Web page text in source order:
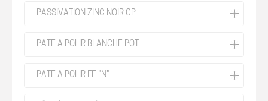
PASSIVATION ZINC NOIR CP
PÂTE À POLIR BLANCHE POT
PÂTE À POLIR FE "N"